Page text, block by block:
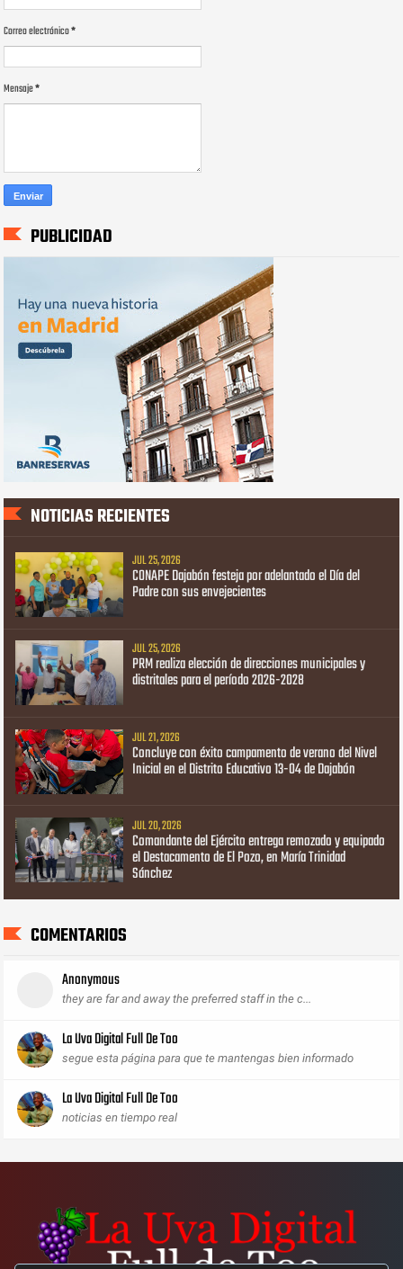
Correo electrónico*
Mensaje*
PUBLICIDAD
NOTICIAS RECIENTES
JUL 25, 2026
CONAPE Dajabón festeja por adelantado el Día del
Padre con sus envejecientes
JUL 25, 2026
PRM realiza elección de direcciones municipales y
distritales para el período 2026-2028
JUL 21, 2026
Concluye con éxito campamento de verano del Nivel
Inicial en el Distrito Educativo 13-04 de Dajabón
JUL 20, 2026
Comandante del Ejército entrega remozado y equipado
el Destacamento de El Pozo, en María Trinidad
Sánchez
COMENTARIOS
Anonymous
they are far and away the preferred staff in the c...
La Uva Digital Full De Too
segue esta página para que te mantengas bien informado
La Uva Digital Full De Too
noticias en tiempo real